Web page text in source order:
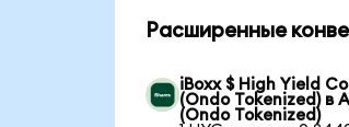
Расширенные
iBoxx $ High Yield
(Ondo Tokenized) в
(Ondo Tokenized)